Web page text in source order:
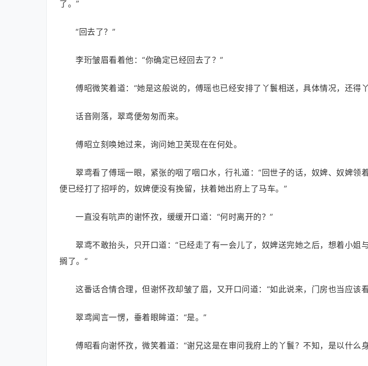
了。”
“回去了？”
李珩皱眉看着他：“你确定已经回去了？”
傅昭微笑着道：“她是这般说的，傅瑶也已经安排了丫鬟相送，具体情况，还得
话音刚落，翠鸢便匆匆而来。
傅昭立刻唤她过来，询问她卫芙现在在何处。
翠鸢看了傅瑶一眼，紧张的咽了咽口水，行礼道：“回世子的话，奴婢、奴婢
便已经打了招呼的，奴婢便没有挽留，扶着她出府上了马车。”
一直没有吭声的谢怀孜，缓缓开口道：“何时离开的？”
翠鸢不敢抬头，只开口道：“已经走了有一会儿了，奴婢送完她之后，想着小
搁了。”
这番话合情合理，但谢怀孜却皱了眉，又开口问道：“如此说来，门房也当应该
翠鸢闻言一愣，垂着眼眸道：“是。”
傅昭看向谢怀孜，微笑着道：“谢兄这是在审问我府上的丫鬟？不知，是以什么